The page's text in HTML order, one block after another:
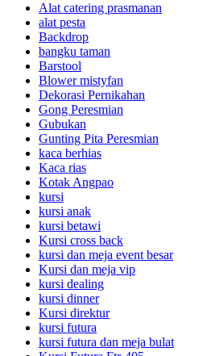
Alat catering prasmanan
alat pesta
Backdrop
bangku taman
Barstool
Blower mistyfan
Dekorasi Pernikahan
Gong Peresmian
Gubukan
Gunting Pita Peresmian
kaca berhias
Kaca rias
Kotak Angpao
kursi
kursi anak
kursi betawi
Kursi cross back
kursi dan meja event besar
Kursi dan meja vip
kursi dealing
kursi dinner
Kursi direktur
kursi futura
kursi futura dan meja bulat